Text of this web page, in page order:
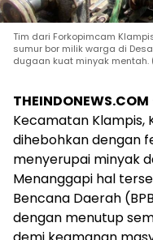
Tim dari Forkopimcam
sumur bor milik warga di
dugaan kuat minyak mentah.
THEINDONEWS.COM
Kecamatan Klampis,
dihebohkan dengan
menyerupai minyak
Menanggapi hal
Bencana Daerah
dengan menutup